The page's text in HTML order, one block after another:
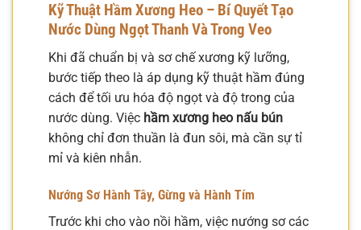
Kỹ Thuật Hầm Xương Heo – Bí Quyết Tạo
Nước Dùng Ngọt Thanh Và Trong Veo
Khi đã chuẩn bị và sơ chế xương kỹ lưỡng,
bước tiếp theo là áp dụng kỹ thuật hầm đúng
cách để tối ưu hóa độ ngọt và độ trong của
nước dùng. Việc hầm xương heo nấu bún
không chỉ đơn thuần là đun sôi, mà cần sự tỉ
mỉ và kiên nhẫn.
Nướng Sơ Hành Tây, Gừng và Hành Tím
Trước khi cho vào nồi hầm, việc nướng sơ các